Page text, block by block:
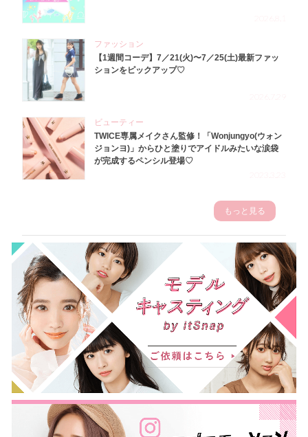
ファッション
【1週間コーデ】7／21(火)〜7／25(土)最新ファッ
ションをピックアップ♡
ビューティー
TWICE専属メイクさん監修！「Wonjungyo(ウォン
ジョンヨ)」からひと塗りでアイドルみたいな涙袋
が完成するペンシル登場♡
もっと見る